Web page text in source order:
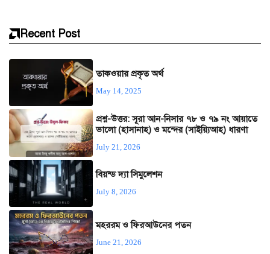
Recent Post
তাকওয়ার প্রকৃত অর্থ
May 14, 2025
প্রশ্ন-উত্তর: সূরা আন-নিসার ৭৮ ও ৭৯ নং আয়াতে
ভালো (হাসানাহ) ও মন্দের (সাইয়্যিআহ) ধারণা
July 21, 2026
বিয়ন্ড দ্যা সিমুলেশন
July 8, 2026
মহররম ও ফিরআউনের পতন
June 21, 2026